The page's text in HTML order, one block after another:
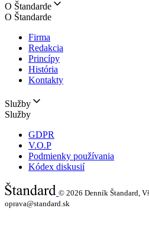
O Štandarde
O Štandarde
Firma
Redakcia
Princípy
História
Kontakty
Služby
Služby
GDPR
V.O.P
Podmienky používania
Kódex diskusií
© 2026 Denník Štandard,
oprava@standard.sk